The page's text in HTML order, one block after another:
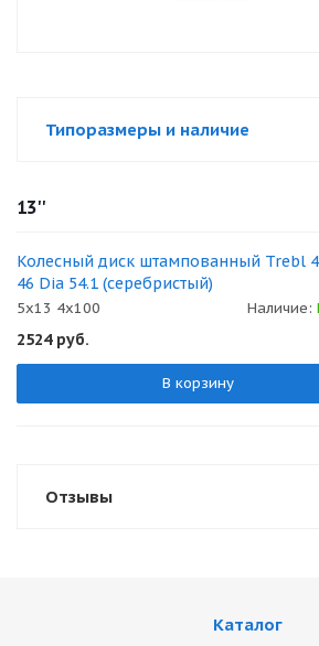
Типоразмеры и наличие
13''
Колесный диск штампованный Trebl
46 Dia 54.1 (серебристый)
5x13 4x100 Наличие:
2524руб.
В корзину
Отзывы
Каталог